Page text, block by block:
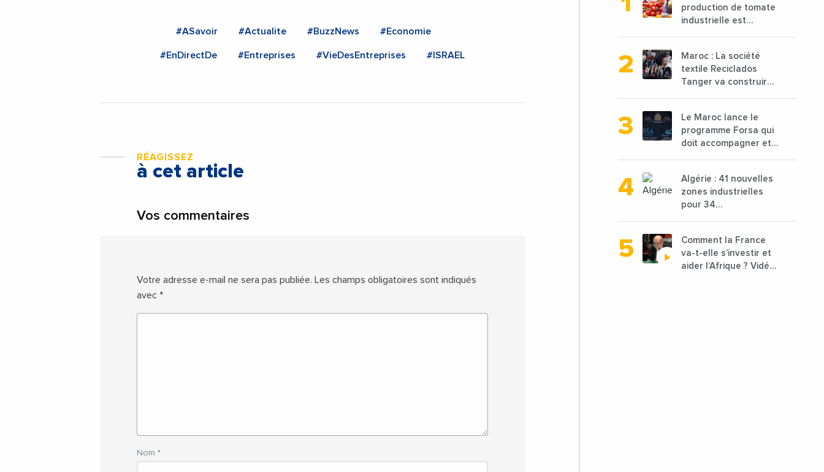
#ASavoir #Actualite #BuzzNews #Economie
#EnDirectDe #Entreprises #VieDesEntreprises #ISRAEL
RÉAGISSEZ
à cet article
Vos commentaires
Votre adresse e-mail ne sera pas publiée. Les champs obligatoires sont indiqués
avec *
Nom*
production de tomate
industrielle est
baisse de 15%
Maroc : La société
textile Reciclados
Tanger va construire
traiter les déchets
textiles
Le Maroc lance le
programme Forsa qui
doit accompagner et
avec une enveloppe
de 1,25 milliard de
dirhams
Algérie : 41 nouvelles
zones industrielles
pour 34
Comment la France
va-t-elle s’investir et
aider l’Afrique ? Vidéo